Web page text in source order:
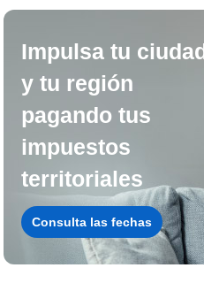
Impulsa tu ciudad
y tu región
pagando tus
impuestos
territoriales
Consulta las fechas